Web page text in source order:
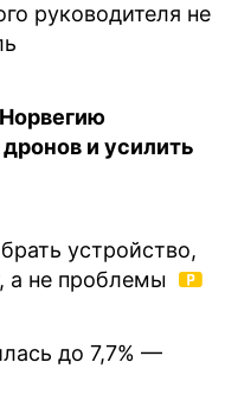
руководителя не
и усилить
устройство,
а не проблемы
до 7,7% —